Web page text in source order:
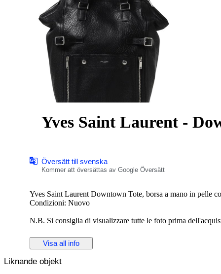
Yves Saint Laurent -
Översätt till svenska
Kommer att översättas av Google Översätt
Yves Saint Laurent Downtown Tote, borsa a mano in pelle
Condizioni: Nuovo
N.B. Si consiglia di visualizzare tutte le foto prima
ALTEZZA: 40 cm
LUNGHEZZA: 40 cm
Visa all info
Liknande objekt